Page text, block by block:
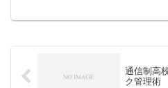
通信制高
ク管理術